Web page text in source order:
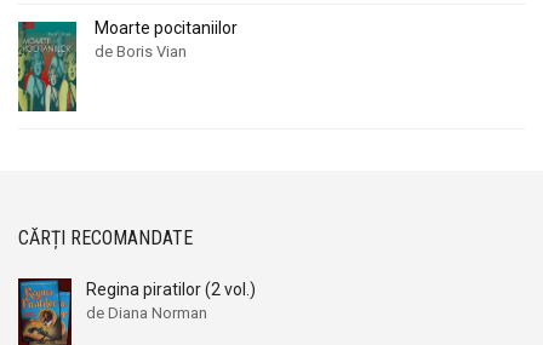
Moarte pocitaniilor
de Boris Vian
CĂRȚI RECOMANDATE
Regina piratilor (2 vol.)
de Diana Norman